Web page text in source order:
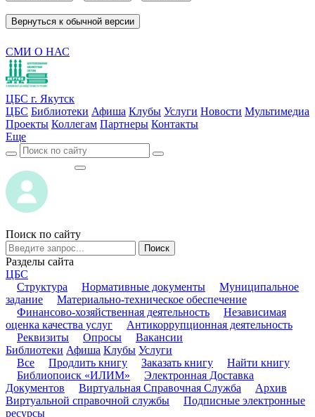
Вернуться к обычной версии
СМИ О НАС
ЦБС г. Якутск
ЦБС Библиотеки Афиша Клубы Услуги Новости Мультимедиа
Проекты Коллегам Партнеры Контакты
Еще
Поиск по сайту
Поиск
Разделы сайта
ЦБС
Структура
Нормативные документы
Муниципальное
задание
Материально-техническое обеспечение
Финансово-хозяйственная деятельность
Независимая
оценка качества услуг
Антикоррупционная деятельность
Реквизиты
Опросы
Вакансии
Библиотеки Афиша Клубы Услуги
Все
Продлить книгу Заказать книгу
Найти книгу
Библиопоиск «ИЛИМ»
Электронная Доставка
Документов
Виртуальная Справочная Служба
Архив
Виртуальной справочной службы
Подписные электронные
ресурсы